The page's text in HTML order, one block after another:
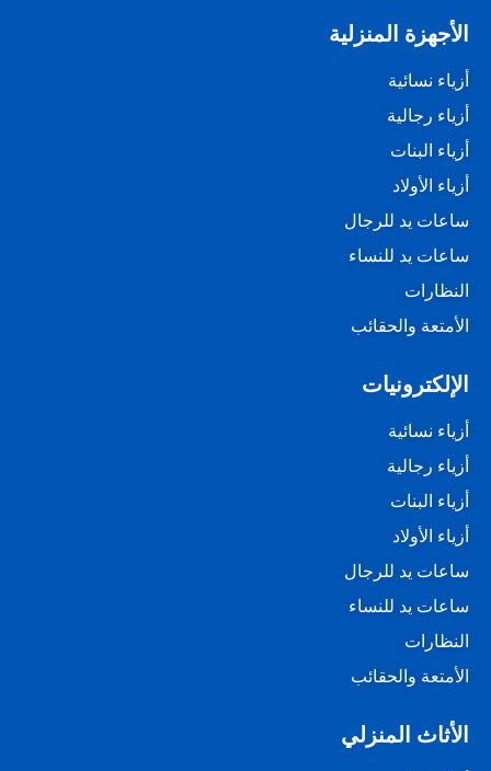
الأجهزة المنزلية
أزياء نسائية
أزياء رجالية
أزياء البنات
أزياء الأولاد
ساعات يد للرجال
ساعات يد للنساء
النظارات
الأمتعة والحقائب
الإلكترونيات
أزياء نسائية
أزياء رجالية
أزياء البنات
أزياء الأولاد
ساعات يد للرجال
ساعات يد للنساء
النظارات
الأمتعة والحقائب
الأثاث المنزلي